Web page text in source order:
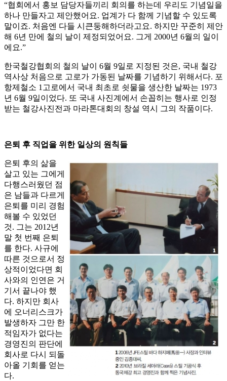
“협회에서 홍보 담당자들끼리 회의를 하는데 우리도 기념일을
하나 만들자고 제안했어요. 업계가 다 함께 기념할 수 있도록
말이죠. 처음엔 다들 시큰둥해하더라고요. 하지만 꾸준히 제안
해 6년 만에 철의 날이 제정되었어요. 그게 2000년 6월의 일이
에요.”
한국철강협회의 철의 날이 6월 9일로 지정된 것은, 국내 철강
역사상 처음으로 고로가 가동된 날짜를 기념하기 위해서다. 포
항제철소 1고로에서 국내 최초로 쇳물을 생산한 날짜는 1973
년 6월 9일이었다. 또 국내 사진계에서 손꼽히는 행사로 인정
받는 철강사진전과 마라톤대회의 창설 역시 그의 작품이다.
은퇴 후 직업을 위한 일상의 원칙들
은퇴 후의 삶을
살고 있는 그에게
다행스러웠던 점
은 남들과 다르게
은퇴를 미리 경험
해볼 수 있었던
것. 그는 2012년
말 첫 번째 은퇴
를 한다. 사규에
따른 것으로서 정
상적이었다면 회
사와의 인연은 거
기서 끝나야 했
다. 하지만 회사
에 오너리스크가
발생하자 그만 한
적임자가 없다는
경영진의 판단에
회사로 다시 되돌
아올 기회를 얻는
다.